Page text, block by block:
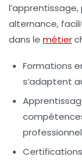
alternance,
dans le métier
Formations
s’adaptent